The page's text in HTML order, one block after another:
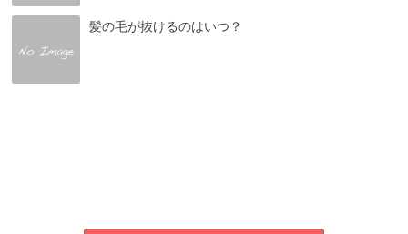
髪の毛が抜けるのはいつ？